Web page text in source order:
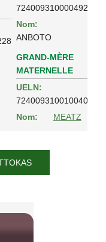
724009310000492
Nom:
ANBOTO
GRAND-MÈRE
MATERNELLE
UELN:
724009310010040
Nom:
MEATZ